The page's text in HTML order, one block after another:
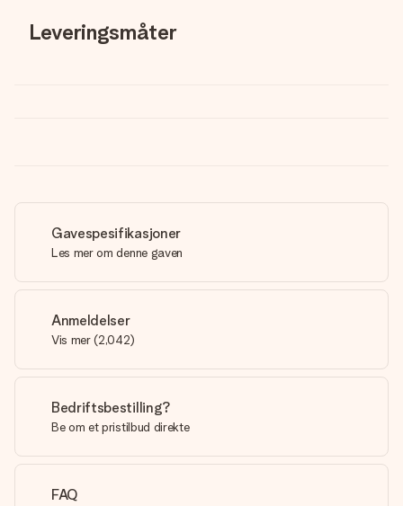
Leveringsmåter
Gavespesifikasjoner
Les mer om denne gaven
Anmeldelser
Vis mer (2,042)
Bedriftsbestilling?
Be om et pristilbud direkte
FAQ